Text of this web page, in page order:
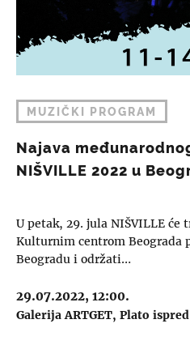
MUZIČKI PROGRAM
Najava
NIŠVILLE 2022 u
U petak, 29. jula NIŠVILLE će
Kulturnim centrom Beograda
Beogradu i održati…
29.07.2022, 12:00.
Galerija ARTGET Plato